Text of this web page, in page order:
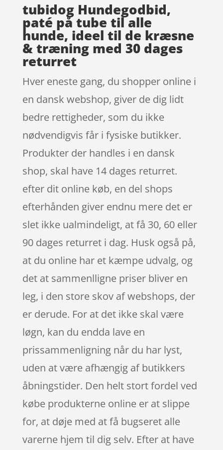
tubidog Hundegodbid,
paté på tube til alle
hunde, ideel til de kræsne
& træning med 30 dages
returret
Hver eneste gang, du shopper online i
en dansk webshop, giver de dig lidt
bedre rettigheder, som du ikke
nødvendigvis får i fysiske butikker.
Produkter der handles i en dansk
shop, skal have 14 dages returret.
efter dit online køb, en del shops
efterhånden giver endnu mere det er
slet ikke ualmindeligt, at få 30, 60 eller
90 dages returret i dag. Husk også på,
at du online har et kæmpe udvalg, og
det at sammenlligne priser bliver en
leg, i den store skov af webshops, der
er derude. For at det ikke skal være
løgn, kan du endda lave en
prissammenligning når du har lyst,
uden at være afhængig af butikkers
åbningstider. Den helt stort fordel ved
købe produkterne online er at slippe
for, at døje med at få bugseret alle
varerne hjem til dig selv. Efter at have